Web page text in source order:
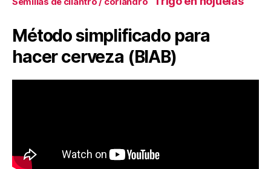
Método simplificado para
hacer cerveza (BIAB)